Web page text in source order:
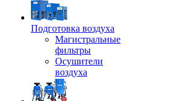
Подготовка воздуха
Магистральные
фильтры
Осушители
воздуха